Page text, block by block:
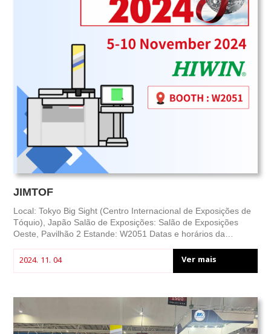
JIMTOF
Local: Tokyo Big Sight (Centro Internacional de Exposições de
Tóquio), Japão Salão de Exposições: Salão de Exposições
Oeste, Pavilhão 2 Estande: W2051 Datas e horários da
(domingo) de 2024 Pavilhões de Exposições Oeste e Sul: 9:00
2024. 11. 04 Ver mais